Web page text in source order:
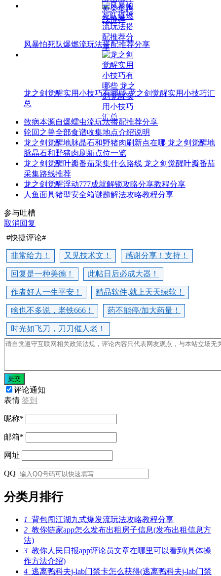
风暴怕死队爆燃流玩法搭配推荐分享
龙之剑觉醒实用小技巧有哪些 龙之剑觉醒实用小技巧汇
总
致病本源自爆蠕虫流玩法搭配推荐分享
轮回之兽全部食谱收集地点介绍说明
龙之剑觉醒地脉晶石和野猪肉刷新点在哪 龙之剑觉醒地
脉晶石和野猪肉刷新点位一览
龙之剑觉醒叶瓣番茄采集什么路线 龙之剑觉醒叶瓣番茄
采集路线推荐
龙之剑觉醒浮动777成就解锁攻略分享教程分享
人鱼面具猪型安全箱谜题解法攻略教程分享
参与吐槽
取消回复
#快捷评论#
非常给力！ 又见技术文！ 感谢分享！支持！
回复是一种美德！ 此帖日后必成大器！
作者好人一生平安！ 精品软件,就上天天绿软！
啥也不多说，老铁666！ 药不能停/加大药量！
时光如飞刀，刀刀催人老！
提交
评论通知
表情 签到
昵称*
邮箱*
网址
QQ
分类月排行
1 背包闯江湖九式爆发流玩法攻略教程分享
2 教你链家app怎么发布出租房子信息(发布出租信息方
法)
3 教你人民日报app评论员文章在哪里可以看到(具体操
作方法介绍)
4 逃离鸭科夫j-lab门禁卡怎么获得(逃离鸭科夫j-lab门禁